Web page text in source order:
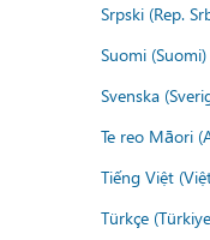
Srpski (Rep.
Suomi (Suomi)
Svenska
Te reo Māori
Tiếng Việt
Türkçe